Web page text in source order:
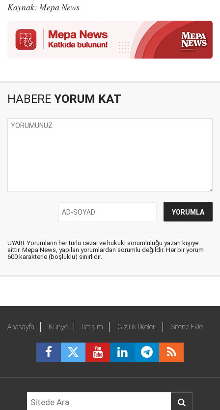
Kaynak: Mepa News
HABERE YORUM KAT
UYARI: Yorumların her türlü cezai ve hukuki sorumluluğu yazan kişiye
aittir. Mepa News, yapılan yorumlardan sorumlu değildir. Her bir yorum
600 karakterle (boşluklu) sınırlıdır.
Anasayfa Künye İletişim Gizlilik İlkeleri Sitene Ekle